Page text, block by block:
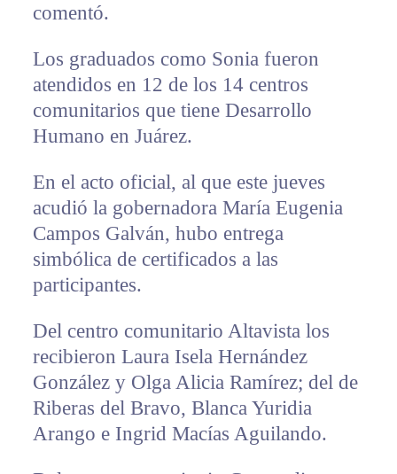
comentó.
Los graduados como Sonia fueron
atendidos en 12 de los 14 centros
comunitarios que tiene Desarrollo
Humano en Juárez.
En el acto oficial, al que este jueves
acudió la gobernadora María Eugenia
Campos Galván, hubo entrega
simbólica de certificados a las
participantes.
Del centro comunitario Altavista los
recibieron Laura Isela Hernández
González y Olga Alicia Ramírez; del de
Riberas del Bravo, Blanca Yuridia
Arango e Ingrid Macías Aguilando.